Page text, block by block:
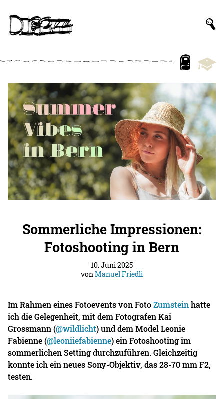
Sommerliche Impressionen:
Fotoshooting in Bern
10. Juni 2025
vonManuel Friedli
Im Rahmen eines Fotoevents von FotoZumsteinhatte
ich die Gelegenheit, mit dem Fotografen Kai
Grossmann (@wildlicht) und dem Model Leonie
Fabienne (@leoniiefabienne) ein Fotoshooting im
sommerlichen Setting durchzuführen. Gleichzeitig
konnte ich ein neues Sony-Objektiv, das 28-70 mm F2,
testen.